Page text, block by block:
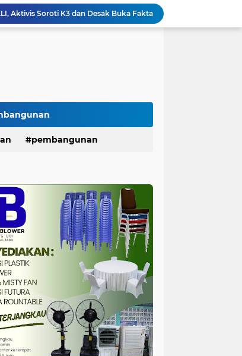
Aktivis Soroti K3 dan Desak Buka Fakta
SEPOI Ultimatum Pemerintah: "Jangan Biarkan Driver Online Terus Menjadi Korban Sistem"
SIRA Desak Kejari PALI Bongkar Aktor Intelektual Dugaan Monopoli Proyek, Soroti Isu Keterlibatan Oknum DPRD
pembangunan